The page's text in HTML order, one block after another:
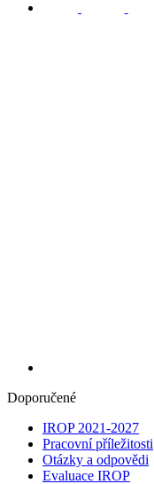
Doporučené
IROP 2021-2027
Pracovní příležitosti
Otázky a odpovědi
Evaluace IROP